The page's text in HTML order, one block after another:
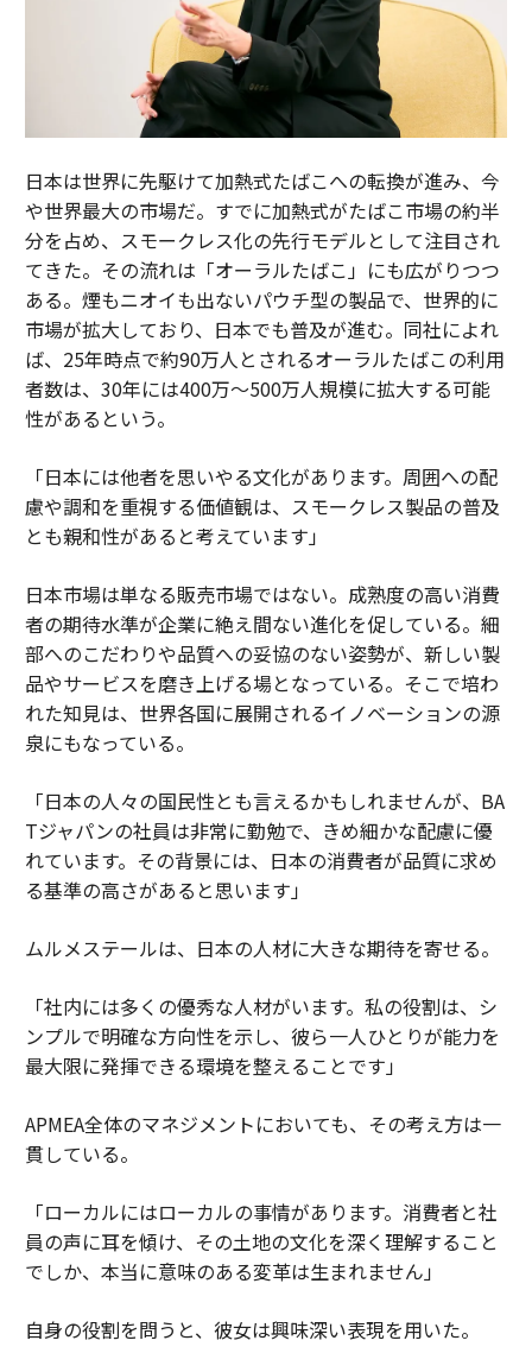
日本は世界に先駆けて加熱式たばこへの転換が進み、今
や世界最大の市場だ。すでに加熱式がたばこ市場の約半
分を占め、スモークレス化の先行モデルとして注目され
てきた。その流れは「オーラルたばこ」にも広がりつつ
ある。煙もニオイも出ないパウチ型の製品で、世界的に
市場が拡大しており、日本でも普及が進む。同社によれ
ば、25年時点で約90万人とされるオーラルたばこの利用
者数は、30年には400万～500万人規模に拡大する可能
性があるという。
「日本には他者を思いやる文化があります。周囲への配
慮や調和を重視する価値観は、スモークレス製品の普及
とも親和性があると考えています」
日本市場は単なる販売市場ではない。成熟度の高い消費
者の期待水準が企業に絶え間ない進化を促している。細
部へのこだわりや品質への妥協のない姿勢が、新しい製
品やサービスを磨き上げる場となっている。そこで培わ
れた知見は、世界各国に展開されるイノベーションの源
泉にもなっている。
「日本の人々の国民性とも言えるかもしれませんが、BA
Tジャパンの社員は非常に勤勉で、きめ細かな配慮に優
れています。その背景には、日本の消費者が品質に求め
る基準の高さがあると思います」
ムルメステールは、日本の人材に大きな期待を寄せる。
「社内には多くの優秀な人材がいます。私の役割は、シ
ンプルで明確な方向性を示し、彼ら一人ひとりが能力を
最大限に発揮できる環境を整えることです」
APMEA全体のマネジメントにおいても、その考え方は一
貫している。
「ローカルにはローカルの事情があります。消費者と社
員の声に耳を傾け、その土地の文化を深く理解すること
でしか、本当に意味のある変革は生まれません」
自身の役割を問うと、彼女は興味深い表現を用いた。